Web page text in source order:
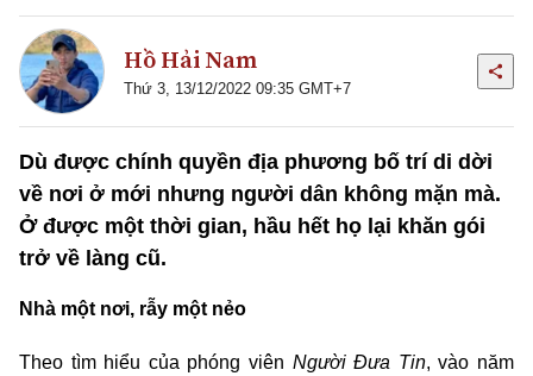
Hồ Hải Nam
Thứ 3, 13/12/2022 09:35 GMT+7
Dù được chính quyền địa phương bố trí di dời
về nơi ở mới nhưng người dân không mặn mà.
Ở được một thời gian, hầu hết họ lại khăn gói
trở về làng cũ.
Nhà một nơi, rẫy một nẻo
Theo tìm hiểu của phóng viên Người Đưa Tin, vào năm